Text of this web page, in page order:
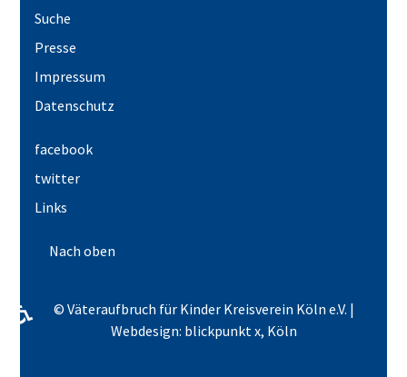
Suche
Presse
Impressum
Datenschutz
facebook
twitter
Links
Nach oben
© Väteraufbruch für Kinder Kreisverein Köln e.V. |
Webdesign: blickpunkt x, Köln